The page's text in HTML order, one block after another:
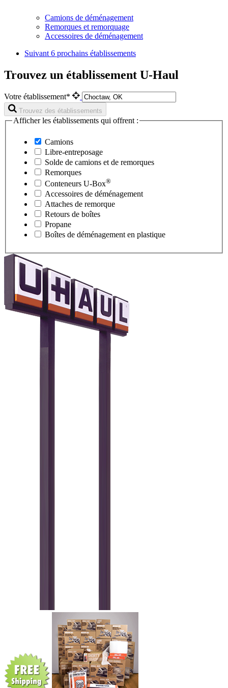
Camions de déménagement
Remorques et remorquage
Accessoires de déménagement
Suivant 6 prochains établissements
Trouvez un établissement U-Haul
Votre établissement*
Trouvez des établissements
Afficher les établissements qui offrent :
Camions
Libre-entreposage
Solde de camions et de remorques
Remorques
Conteneurs U-Box®
Accessoires de déménagement
Attaches de remorque
Retours de boîtes
Propane
Boîtes de déménagement en plastique